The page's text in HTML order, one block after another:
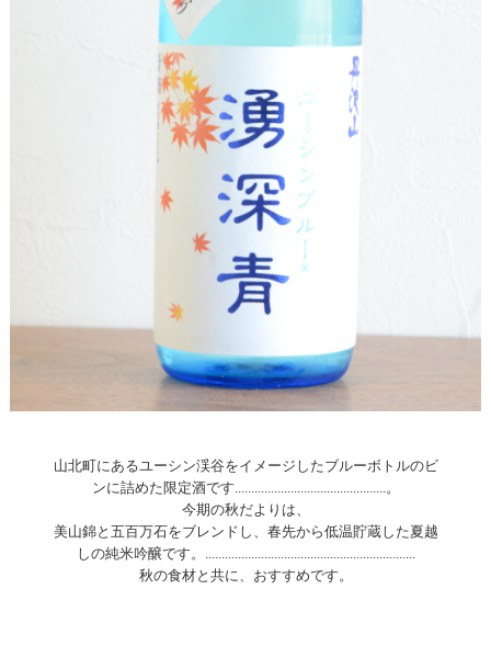
山北町にあるユーシン渓谷をイメージしたブルーボトルのビ
ンに詰めた限定酒です..............................................。
今期の秋だよりは、
美山錦と五百万石をブレンドし、春先から低温貯蔵した夏越
しの純米吟醸です。................................................................
秋の食材と共に、おすすめです。